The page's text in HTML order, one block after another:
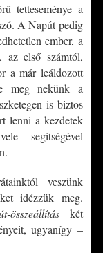
tetteseménye a
A Napút pedig
ember, a
az első számtól,
a már leáldozott
meg nekünk a
is biztos
lenni a kezdetek
– segítségével
veszünk
idézzük meg.
összeállításkét
ugyanígy –